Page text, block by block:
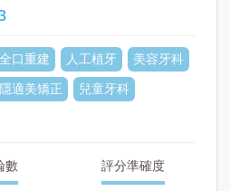
全口重建 人工植牙 美容牙科
隱適美矯正 兒童牙科
數 評分準確度